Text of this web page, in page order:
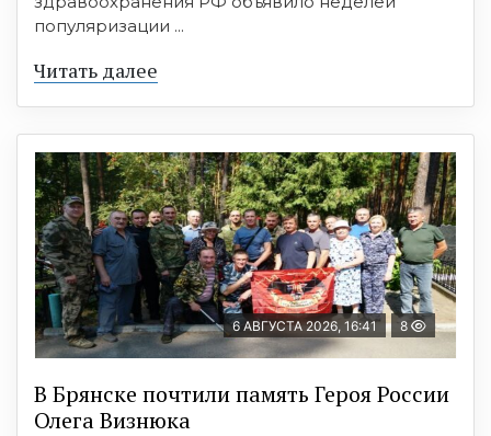
популяризации ...
Читать далее
6 АВГУСТА 2026, 16:41 8
В Брянске почтили память Героя России
Олега Визнюка